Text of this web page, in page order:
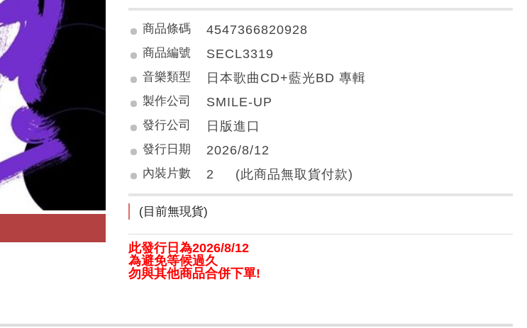
商品條碼 4547366820928
商品編號 SECL3319
音樂類型 日本歌曲CD+藍光BD 專輯
製作公司 SMILE-UP
發行公司 日版進口
發行日期 2026/8/12
內裝片數 2 (此商品無取貨付款)
(目前無現貨)
此發行日為2026/8/12
為避免等候過久
勿與其他商品合併下單!